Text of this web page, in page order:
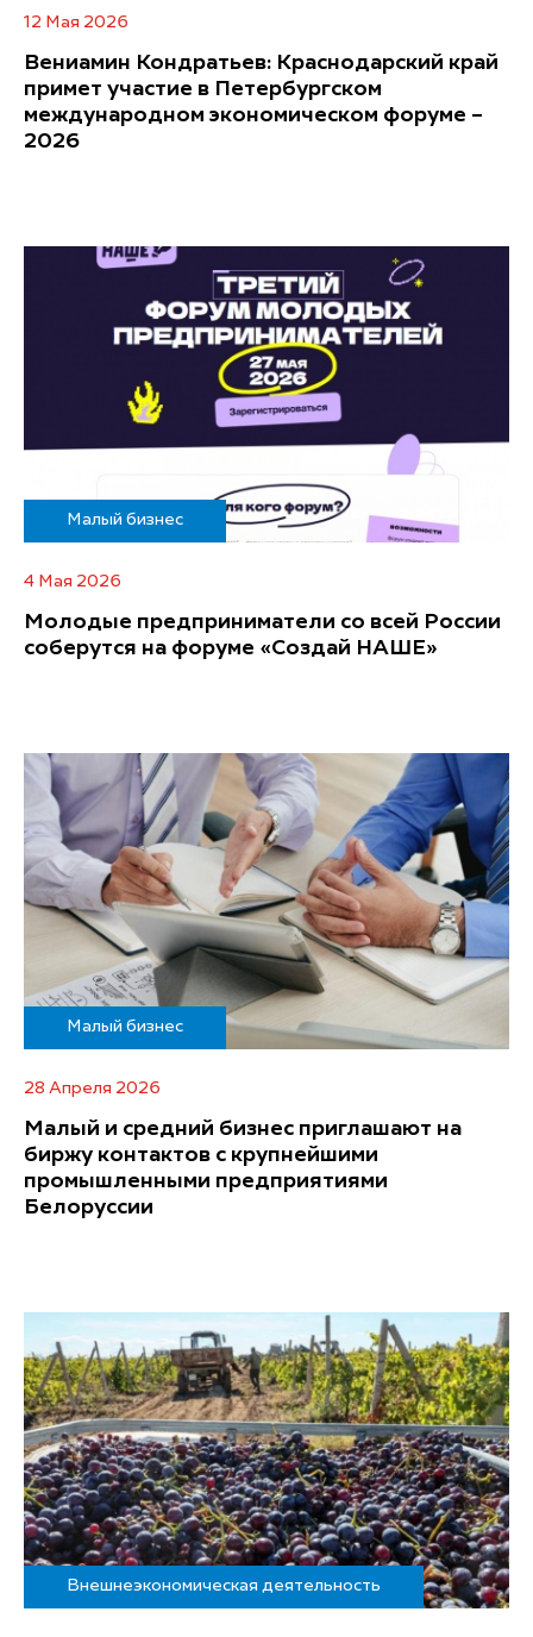
12 Мая 2026
Вениамин Кондратьев: Краснодарский край
примет участие в Петербургском
международном экономическом форуме –
2026
Малый бизнес
4 Мая 2026
Молодые предприниматели со всей России
соберутся на форуме «Создай НАШЕ»
Малый бизнес
28 Апреля 2026
Малый и средний бизнес приглашают на
биржу контактов с крупнейшими
промышленными предприятиями
Белоруссии
Внешнеэкономическая деятельность